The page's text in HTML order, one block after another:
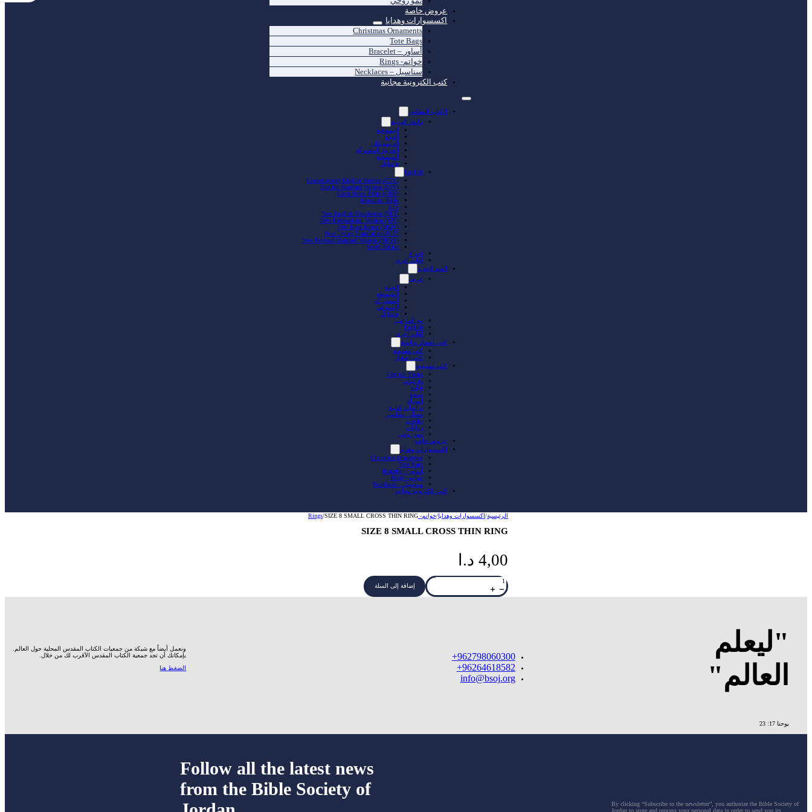
عروض خاصة
اكسسوارات وهدايا
Christmas Ornaments
Tote Bags
أساور – Bracelet
خواتم- Rings
سناسيل – Necklaces
كتب الكترونية مجانية
الكتاب المقدّس
باللغة العربية
اليسوعية
الحياة
الدومينيكان
العربية المشتركة
المبسطة
فاندايك
English
Contemporary English Version (CEV)
English Standard Version (ESV)
Good News Bible (GNB)
Jerusalem Bible
KJV
New English Translation (NET)
New International Version (NIV)
New King James (NKJV)
New Living Translation (NLT)
New Revised Standard Version (NRSV)
Study Bibles
اجزاء
لغات أخرى
العهد الجديد
عربي
الحياة
المبسطة
المشتركة
اليسوعي
فاندايك
مع المزامير
English
لغات أخرى
كتب أطفال وناشئة
كتب مقدسة
كتب أطفال
كتب مسيحية
English Books
دفاعيات
قيادة
تلمذة
المرأة
دراسات كتابية
مصادر وتفاسير
علاقات
روايات
نمو روحي
عروض خاصة
اكسسوارات وهدايا
Christmas Ornaments
Tote Bags
أساور – Bracelet
خواتم- Rings
سناسيل – Necklaces
كتب الكترونية مجانية
الرئيسية/اكسسوارات وهدايا/خواتم- Rings /SIZE 8 SMALL CROSS THIN RING
SIZE 8 SMALL CROSS THIN RING
4,00 د.ا
كمية
SIZE
8
SMALL
إضافة إلى السلة
"ليعلم
العالم"
يوحنا 17: 23
962798060300+
96264618582+
info@bsoj.org
ونعمل أيضاً مع شبكة من جمعيات الكتاب المقدس المحلية حول العالم.
بإمكانك أن تجد جمعية الكتاب المقدس الأقرب لك من خلال.
الضغط هنا
By clicking “Subscribe to the newsletter”, you authorize the Bible Society of
Jordan to store and process your personal data in order to send you its
Follow all the latest news
from the Bible Society of